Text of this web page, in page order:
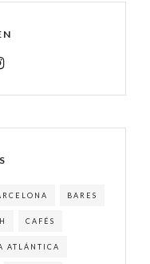
BARES
CAFÉS
ATLÁNTICA